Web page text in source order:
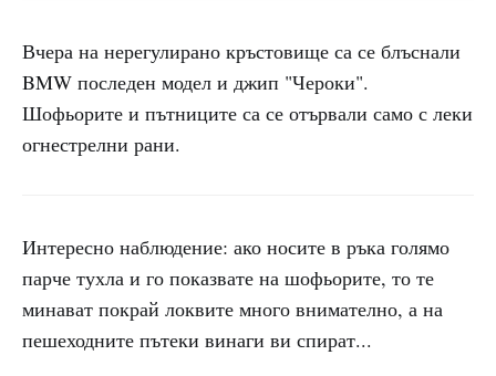
Вчера на нерегулирано кръстовище са се блъснали
BMW последен модел и джип "Чероки".
Шофьорите и пътниците са се отървали само с леки
огнестрелни рани.
Интересно наблюдение: ако носите в ръка голямо
парче тухла и го показвате на шофьорите, то те
минават покрай локвите много внимателно, а на
пешеходните пътеки винаги ви спират...